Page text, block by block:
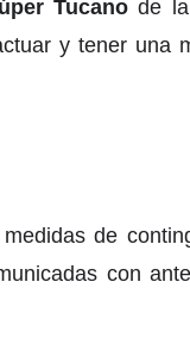
Tucano de
y tener una
de
con